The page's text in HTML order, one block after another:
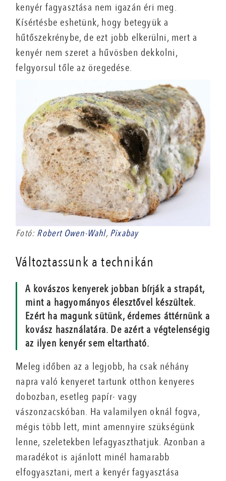
kenyér fagyasztása nem igazán éri meg.
Kísértésbe eshetünk, hogy betegyük a
hűtőszekrénybe, de ezt jobb elkerülni, mert a
kenyér nem szeret a hűvösben dekkolni,
felgyorsul tőle az öregedése.
Fotó: Robert Owen-Wahl, Pixabay
Változtassunk a technikán
A kovászos kenyerek jobban bírják a strapát,
mint a hagyományos élesztővel készültek.
Ezért ha magunk sütünk, érdemes áttérnünk a
kovász használatára. De azért a végtelenségig
az ilyen kenyér sem eltartható.
Meleg időben az a legjobb, ha csak néhány
napra való kenyeret tartunk otthon kenyeres
dobozban, esetleg papír- vagy
vászonzacskóban. Ha valamilyen oknál fogva,
mégis több lett, mint amennyire szükségünk
lenne, szeletekben lefagyaszthatjuk. Azonban a
maradékot is ajánlott minél hamarabb
elfogyasztani, mert a kenyér fagyasztása